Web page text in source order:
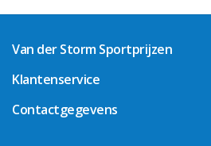
Van der Storm Sportprijzen
Klantenservice
Contactgegevens